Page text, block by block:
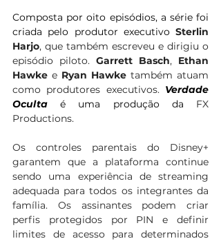
Composta por oito episódios, a série foi
criada pelo produtor executivo Sterlin
Harjo, que também escreveu e dirigiu o
episódio piloto. Garrett Basch, Ethan
Hawke e Ryan Hawke também atuam
como produtores executivos. Verdade
Oculta é uma produção da FX
Productions.
Os controles parentais do Disney+
garantem que a plataforma continue
sendo uma experiência de streaming
adequada para todos os integrantes da
família. Os assinantes podem criar
perfis protegidos por PIN e definir
limites de acesso para determinados